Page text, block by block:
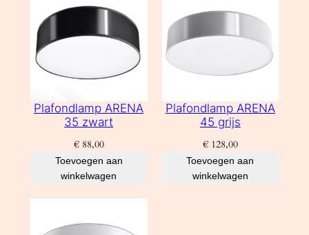
Plafondlamp ARENA
35 zwart
€88,00
Toevoegen aan
winkelwagen
Plafondlamp ARENA
45 grijs
€128,00
Toevoegen aan
winkelwagen